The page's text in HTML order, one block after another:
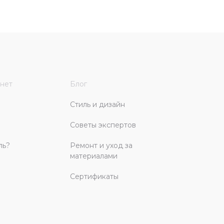
Блог
Стиль и дизайн
Советы экспертов
Ремонт и уход за
материалами
Сертификаты